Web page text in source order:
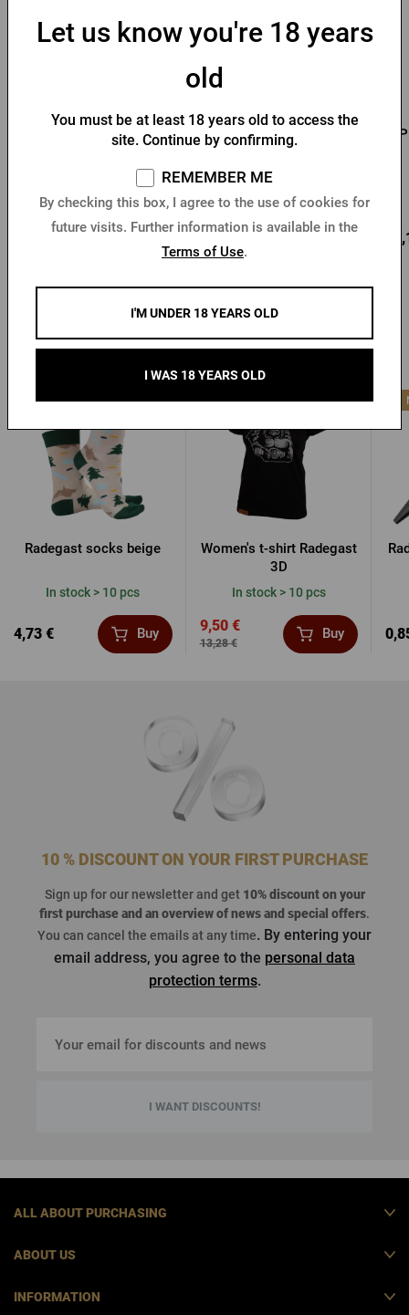
Men's T-shirt Pilsner
In stock > 10 pcs
12,77 € Buy
Men's T-shirt PU logo
with seal black
In stock > 10 pcs
18,73 € Buy
Other products from Radegast
Radegast socks beige
In stock > 10 pcs
4,73 € Buy
-28 %
Women's t-shirt Radegast
3D
In stock > 10 pcs
13,28 €
9,50 € Buy
10 % DISCOUNT ON YOUR FIRST PURCHASE
Sign up for our newsletter and get 10% discount on your
first purchaseand an overview of news and special offers.
You can cancel the emails at any time. By entering your
email address, you agree to the personal data
protection terms.
I WANT DISCOUNTS!
ALL ABOUT PURCHASING
ABOUT US
INFORMATION
Let us know you're 18 years
old
You must be at least 18 years old to access the
site. Continue by confirming.
REMEMBER ME
By checking this box, I agree to the use of cookies for
future visits. Further information is available in the
Terms of Use.
I'M UNDER 18 YEARS OLD
I WAS 18 YEARS OLD